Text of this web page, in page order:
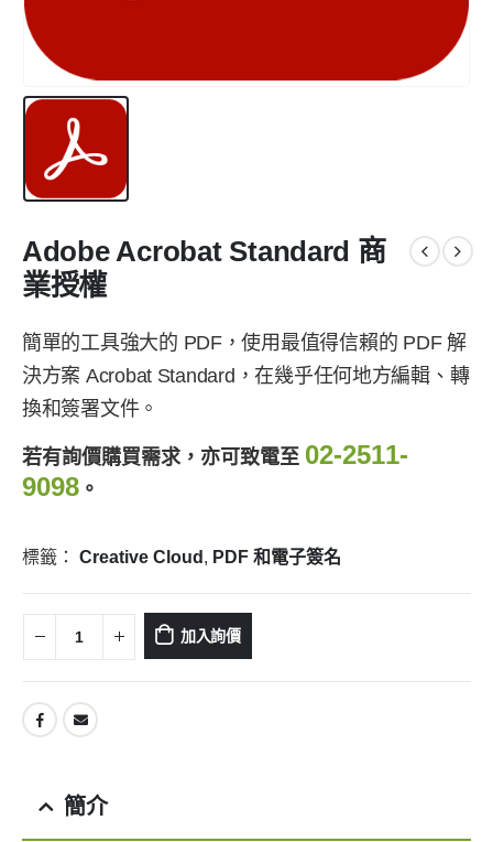
Adobe Acrobat Standard 商
業授權
簡單的工具強大的 PDF，使用最值得信賴的 PDF 解
決方案 Acrobat Standard，在幾乎任何地方編輯、轉
換和簽署文件。
若有詢價購買需求，亦可致電至 02-2511-
9098 。
標籤： Creative Cloud , PDF 和電子簽名
加入詢價
簡介